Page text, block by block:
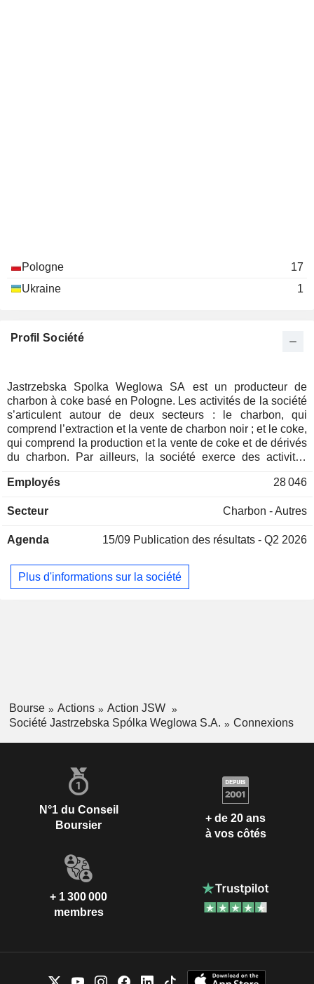
Pologne
17
Ukraine
1
Profil Société
Jastrzebska Spolka Weglowa SA est un producteur de
charbon à coke basé en Pologne. Les activités de la société
s’articulent autour de deux secteurs : le charbon, qui
comprend l’extraction et la vente de charbon noir ; et le coke,
qui comprend la production et la vente de coke et de dérivés
du charbon. Par ailleurs, la société exerce des activités
transport et de distribution d’électricité. Les produits de la
Allemagne, en Autriche, en République tchèque, en
société exploite cinq mines : Borynia-Zofiowka, Budryk, Jas-
Employés 28 046
Secteur Charbon - Autres
Agenda 15/09 Publication des résultats - Q2 2026
Plus d'informations sur la société
Bourse Actions
Action JSW
Société Jastrzebska Spólka Weglowa S.A.
Connexions
N°1 du Conseil
Boursier
+ de 20 ans
à vos côtés
+ 1 300 000
membres